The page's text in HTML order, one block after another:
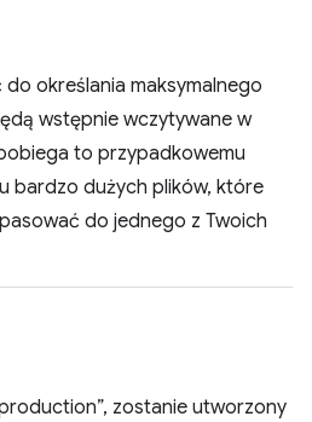
do określania maksymalnego
wstępnie wczytywane w
to przypadkowemu
bardzo dużych plików, które
do jednego z Twoich
zostanie utworzony